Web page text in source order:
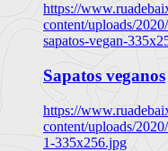
https://
content/uploads/
sapatos-vegan-
Sapatos veganos
https://
content/uploads/
1-335x256.jpg